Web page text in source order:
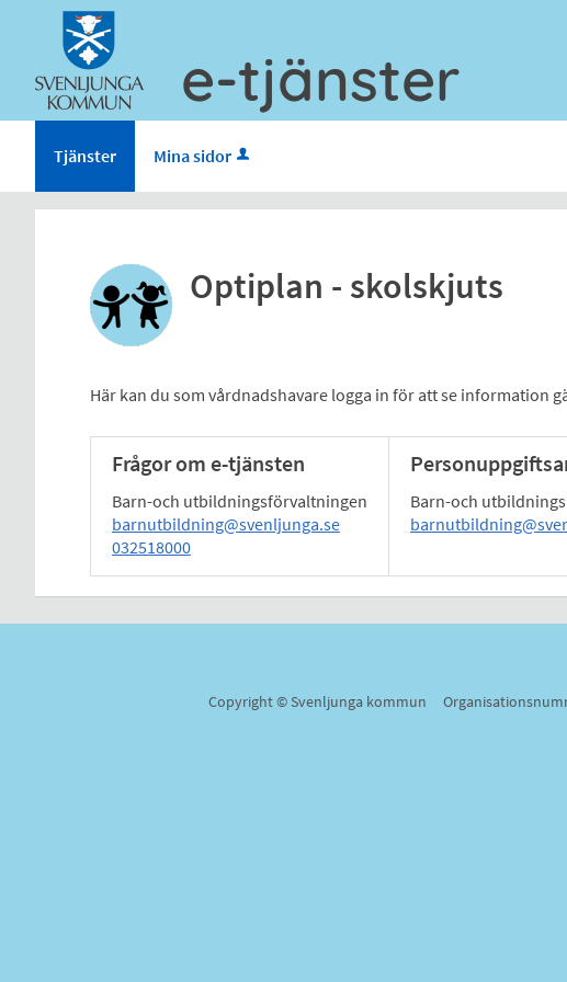
e-tjänster
Tjänster Mina sidor
Optiplan - skolskjuts
Här kan du som vårdnadshavare logga in för att se information
Frågor om e-tjänsten
Barn-och utbildningsförvaltningen
barnutbildning@svenljunga.se
032518000
Barn-och
Copyright © Svenljunga kommun